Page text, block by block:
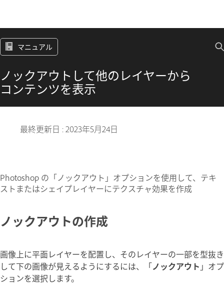
マニュアル
ノックアウトして他のレイヤーから
コンテンツを表示
最終更新日 :2023年5月24日
Photoshop の「ノックアウト」オプションを使用して、テキ
ストまたはシェイプレイヤーにテクスチャ効果を作成
ノックアウトの作成
画像上に平面レイヤーを配置し、そのレイヤーの一部を型抜き
して下の画像が見えるようにするには、「ノックアウト 」オプ
ションを選択します。